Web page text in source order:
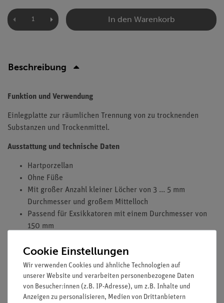
In den Warenkorb
Beschreibung
Funktion und Verwendung
Einlegplatte zur räumlichen Trennung von zu trocknenden
Substanzen und Trockenmittel.
Ausstattung und technische Daten
Hartporzellan
Ohne Füße
Mit großer Anzahl kleiner Löcher von 3 ... 5 mm
Durchmesser und großem Mittelloch
Passend für Exsikkatoren mit einem Durchmesser von
150 mm
Versandkostenfrei ab 300,- €
Cookie Einstellungen
Wir verwenden Cookies und ähnliche Technologien auf
unserer Website und verarbeiten personenbezogene Daten
von Besucher:innen (z.B. IP-Adresse), um z.B. Inhalte und
Anzeigen zu personalisieren, Medien von Drittanbietern